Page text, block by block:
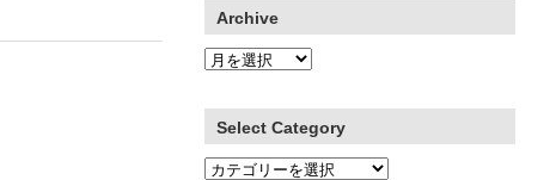
Archive
Archive
Select Category
Select